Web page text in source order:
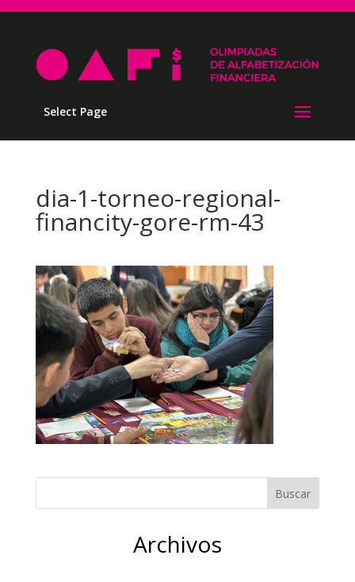
Select Page
dia-1-torneo-regional-
financity-gore-rm-43
Archivos